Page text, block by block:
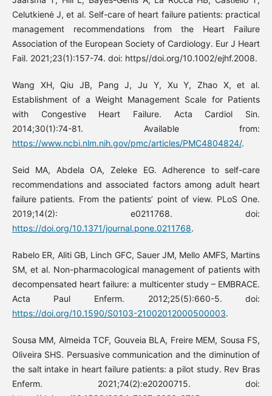
Celutkienė J, et al. Self-care of heart failure patients: practical
management recommendations from the Heart Failure
Association of the European Society of Cardiology. Eur J Heart
Fail. 2021;23(1):157-74. doi: https//doi.org/10.1002/ejhf.2008.
Wang XH, Qiu JB, Pang J, Ju Y, Xu Y, Zhao X, et al.
Establishment of a Weight Management Scale for Patients
with Congestive Heart Failure. Acta Cardiol Sin.
2014;30(1):74-81. Available from:
https://www.ncbi.nlm.nih.gov/pmc/articles/PMC4804824/.
Seid MA, Abdela OA, Zeleke EG. Adherence to self-care
recommendations and associated factors among adult heart
failure patients. From the patients’ point of view. PLoS One.
2019;14(2): e0211768. doi:
https://doi.org/10.1371/journal.pone.0211768.
Rabelo ER, Aliti GB, Linch GFC, Sauer JM, Mello AMFS, Martins
SM, et al. Non-pharmacological management of patients with
decompensated heart failure: a multicenter study – EMBRACE.
Acta Paul Enferm. 2012;25(5):660-5. doi:
https://doi.org/10.1590/S0103-21002012000500003.
Sousa MM, Almeida TCF, Gouveia BLA, Freire MEM, Sousa FS,
Oliveira SHS. Persuasive communication and the diminution of
the salt intake in heart failure patients: a pilot study. Rev Bras
Enferm. 2021;74(2):e20200715. doi: